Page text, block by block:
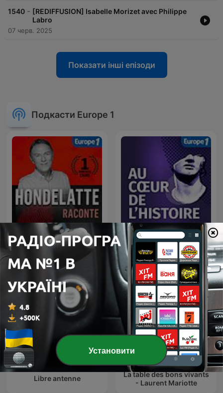
1540 - [REDIFFUSION] Isabelle Morizet avec Philippe
Labro
07 черв. 2025
Показати інші епізоди
Подкасти Europe 1
Hondelatte Raconte Au Cœur de l'Histoire
Libre antenne
La table des bons vivants
- Laurent Mariotte
Установити